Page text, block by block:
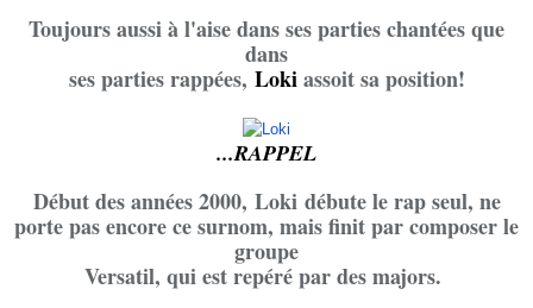
Toujours aussi à l'aise dans ses parties chantées que
dans
ses parties rappées, Lokiassoit sa position!
...RAPPEL
Début des années 2000, Lokidébute le rap seul, ne
porte pas encore ce surnom, mais finit par composer le
groupe
Versatil, qui est repéré par des majors.